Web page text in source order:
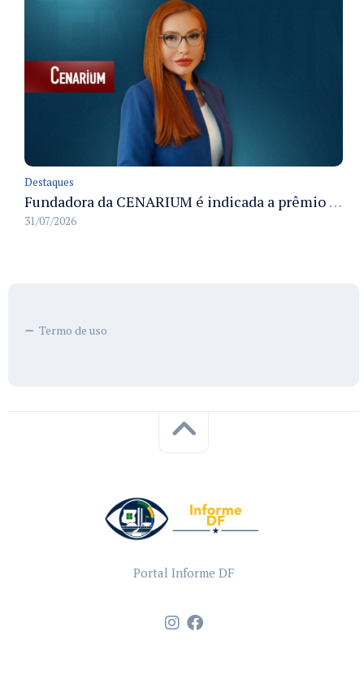
Destaques
Fundadora da CENARIUM é indicada a prêmio 100+ Jornalistas Admirados
31/07/2026
Termo de uso
Portal Informe DF